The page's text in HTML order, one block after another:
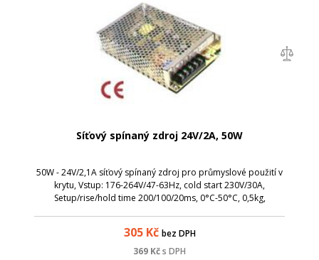
Síťový spínaný zdroj 24V/2A, 50W
50W - 24V/2,1A síťový spínaný zdroj pro průmyslové použití v
krytu, Vstup: 176-264V/47-63Hz, cold start 230V/30A,
Setup/rise/hold time 200/100/20ms, 0°C-50°C, 0,5kg,
305Kč bez DPH
369 Kčs DPH